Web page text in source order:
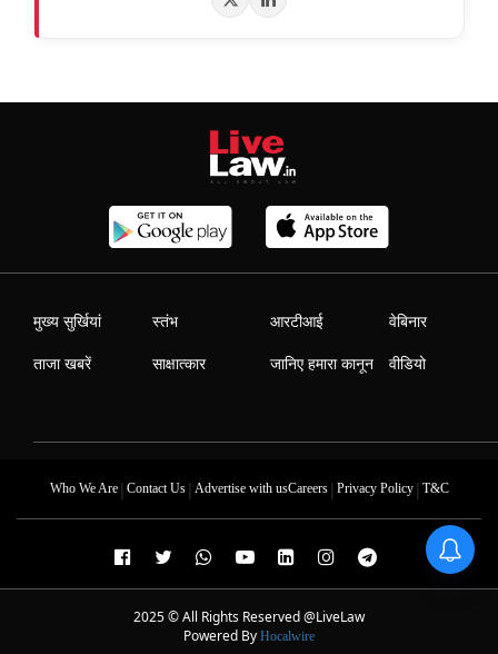
मुख्य सुर्खियां
ताजा खबरें
स्तंभ
साक्षात्कार
आरटीआई
जानिए हमारा कानून
वेबिनार
वीडियो
Who We Are| Contact Us| Advertise with usCareers| Privacy Policy| T&C
2025 © All Rights Reserved @LiveLaw
Powered By Hocalwire